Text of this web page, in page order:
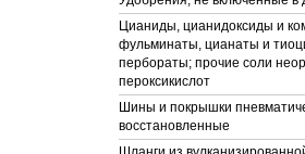
Цианиды, цианидоксиды и
фульминаты, цианаты и
пербораты; прочие соли
пероксикислот
Шины и покрышки
восстановленные